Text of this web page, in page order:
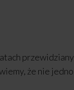
przewidziany
że nie jedno